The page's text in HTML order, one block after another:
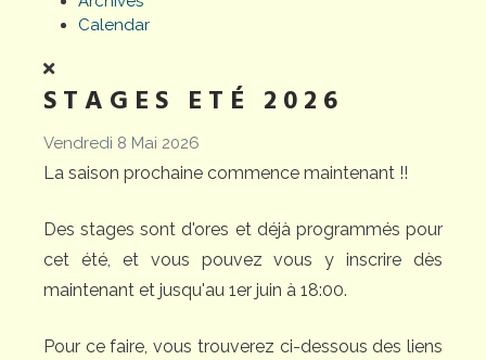
Calendar
STAGES ETÉ 2026
Vendredi 8 Mai 2026
La saison prochaine commence maintenant !!
Des stages sont d'ores et déjà programmés pour
cet été, et vous pouvez vous y inscrire dès
maintenant et jusqu'au 1er juin à 18:00.
Pour ce faire, vous trouverez ci-dessous des liens